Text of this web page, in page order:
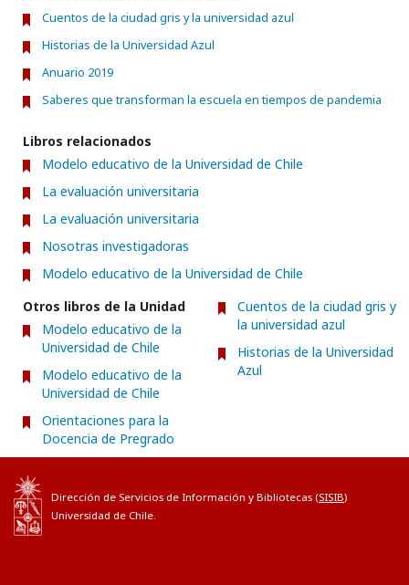
Cuentos de la ciudad gris y la universidad azul
Historias de la Universidad Azul
Anuario 2019
Saberes que transforman la escuela en tiempos de pandemia
Libros relacionados
Modelo educativo de la Universidad de Chile
La evaluación universitaria
La evaluación universitaria
Nosotras investigadoras
Modelo educativo de la Universidad de Chile
Otros libros de la Unidad
Modelo educativo de la
Universidad de Chile
Modelo educativo de la
Universidad de Chile
Orientaciones para la
Docencia de Pregrado
Cuentos de la ciudad gris y
la universidad azul
Historias de la Universidad
Azul
Dirección de Servicios de Información y Bibliotecas (SISIB)
Universidad de Chile.